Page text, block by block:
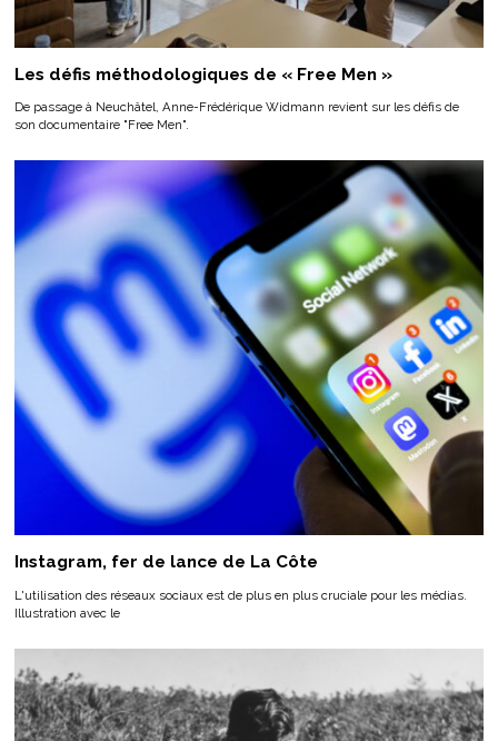
Les défis méthodologiques de « Free Men »
De passage à Neuchâtel, Anne-Frédérique Widmann revient sur les défis de
son documentaire "Free Men".
Instagram, fer de lance de La Côte
L'utilisation des réseaux sociaux est de plus en plus cruciale pour les médias.
Illustration avec le